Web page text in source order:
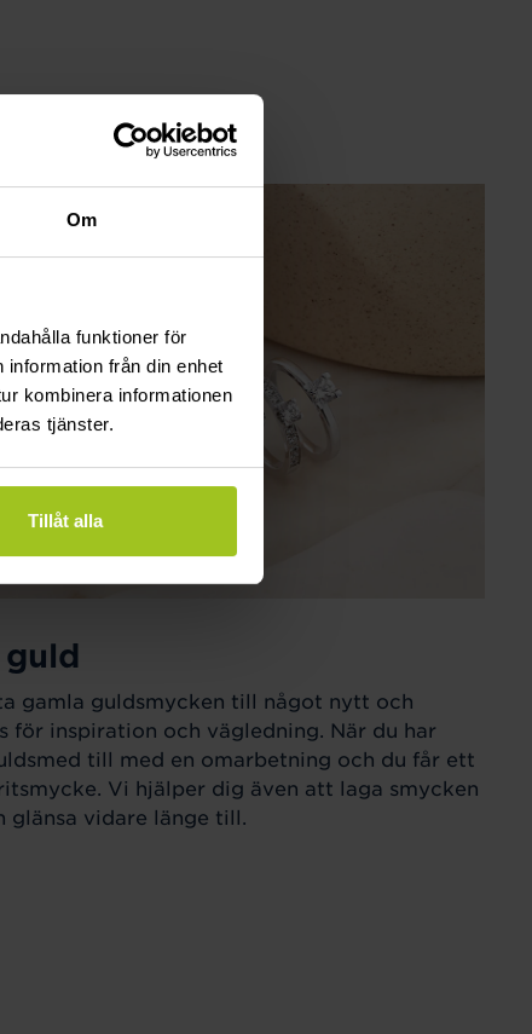
Om
funktioner för
från din enhet
kombinera informationen
tjänster.
Tillåt alla
gamla guldsmycken till något nytt och
för inspiration och vägledning. När du har
till med en omarbetning och du får ett
Vi hjälper dig även att laga smycken
glänsa vidare länge till.